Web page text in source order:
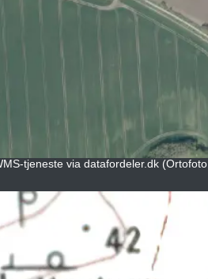
tjeneste via datafordeler.dk